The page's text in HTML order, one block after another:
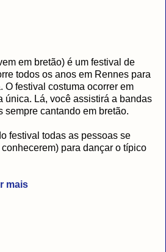
em bretão) é um festival de
todos os anos em Rennes para
O festival costuma ocorrer em
única. Lá, você assistirá a bandas
sempre cantando em bretão.
festival todas as pessoas se
para dançar o típico
mais